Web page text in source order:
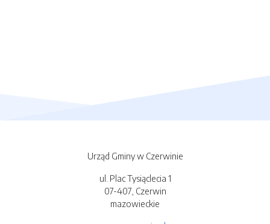
Urząd Gminy w Czerwinie
ul. Plac Tysiąclecia 1
07-407, Czerwin
mazowieckie